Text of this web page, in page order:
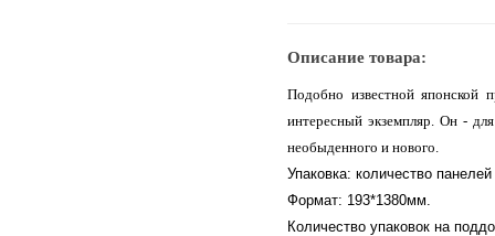
Описание товара:
Подобно известной японской
интересный экземпляр. Он -
необыденного и нового.
Упаковка: количество
Формат: 193*1380мм.
Количество упаковок на